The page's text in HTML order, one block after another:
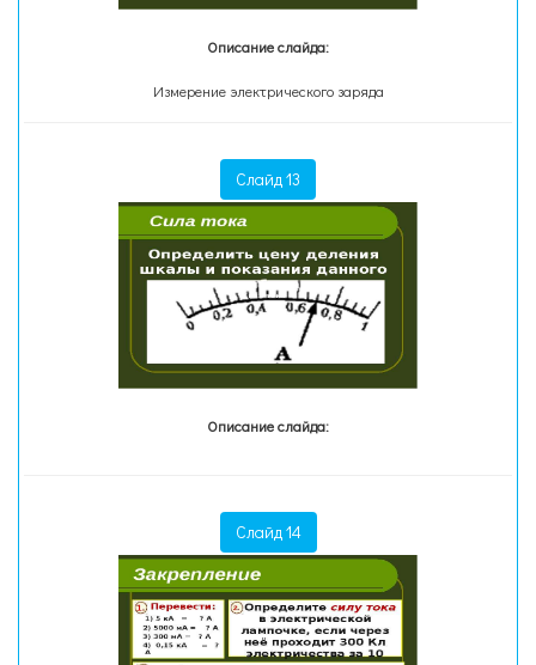
Описание слайда:
Измерение электрического заряда
Слайд 13
Описание слайда:
Слайд 14